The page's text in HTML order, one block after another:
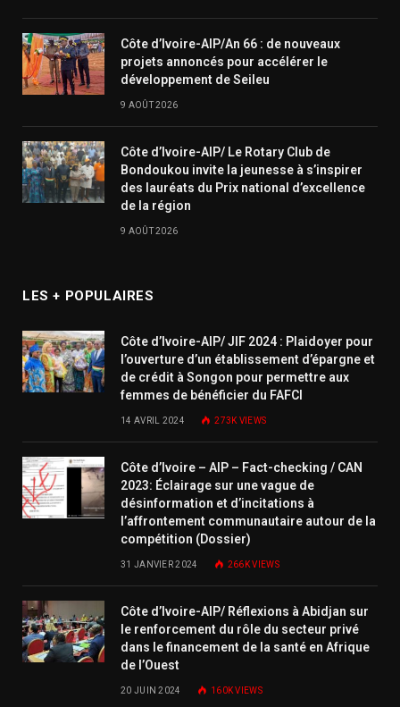
Côte d’Ivoire-AIP/An 66 : de nouveaux
projets annoncés pour accélérer le
développement de Seileu
9 AOÛT 2026
Côte d’Ivoire-AIP/ Le Rotary Club de
Bondoukou invite la jeunesse à s’inspirer
des lauréats du Prix national d’excellence
de la région
9 AOÛT 2026
LES + POPULAIRES
Côte d’Ivoire-AIP/ JIF 2024 : Plaidoyer pour
l’ouverture d’un établissement d’épargne et
de crédit à Songon pour permettre aux
femmes de bénéficier du FAFCI
14 AVRIL 2024 273K VIEWS
Côte d’Ivoire – AIP – Fact-checking / CAN
2023: Éclairage sur une vague de
désinformation et d’incitations à
l’affrontement communautaire autour de la
compétition (Dossier)
31 JANVIER 2024 266KVIEWS
Côte d’Ivoire-AIP/ Réflexions à Abidjan sur
le renforcement du rôle du secteur privé
dans le financement de la santé en Afrique
de l’Ouest
20 JUIN 2024 160KVIEWS